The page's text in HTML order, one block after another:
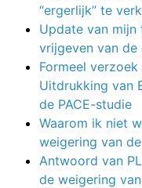
“ergerlijk” te
Update van
vrijgeven van de
Formeel verzoek
Uitdrukking van
de PACE-studie
Waarom ik niet
weigering van
Antwoord van
de weigering